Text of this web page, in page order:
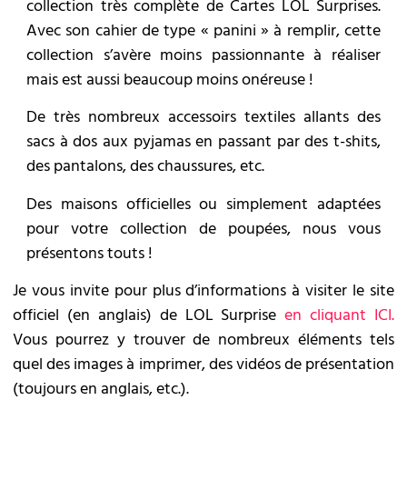
collection très complète de Cartes LOL Surprises.
Avec son cahier de type « panini » à remplir, cette
collection s’avère moins passionnante à réaliser
mais est aussi beaucoup moins onéreuse !
De très nombreux accessoirs textiles allants des
sacs à dos aux pyjamas en passant par des t-shits,
des pantalons, des chaussures, etc.
Des maisons officielles ou simplement adaptées
pour votre collection de poupées, nous vous
présentons touts !
Je vous invite pour plus d’informations à visiter le site
officiel (en anglais) de LOL Surpriseen cliquant ICI.
Vous pourrez y trouver de nombreux éléments tels
quel des images à imprimer, des vidéos de présentation
(toujours en anglais, etc.).